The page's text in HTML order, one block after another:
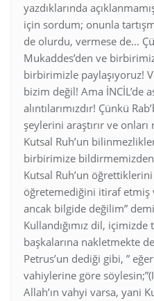
yazdıklarında
için sordum; onunla
de olurdu, vermese de…
Mukaddes’den ve
birbirimizle paylaşıyoruz!
bizim değil! Ama İNCİL’de
alıntılarımızdır! Çünkü
şeylerini araştırır ve
Kutsal Ruh’un
birbirimize
Kutsal Ruh’un
öğretemediğini itiraf etmiş
ancak bilgide değilim”
Kullandığımız dil,
başkalarına nakletmekte
Petrus’un dediği gibi, ”
vahiylerine göre
Allah’ın vahyi varsa, yani